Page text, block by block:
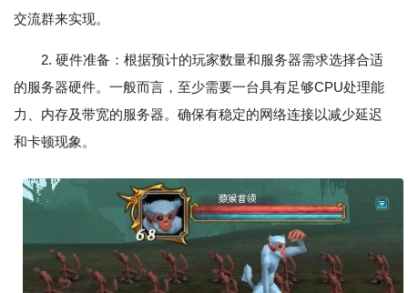
交流群来实现。
2. 硬件准备：根据预计的玩家数量和服务器需求选择合适
的服务器硬件。一般而言，至少需要一台具有足够CPU处理能
力、内存及带宽的服务器。确保有稳定的网络连接以减少延迟
和卡顿现象。